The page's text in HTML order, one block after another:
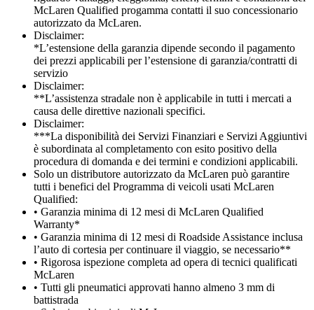
McLaren Qualified progamma contatti il suo concessionario
autorizzato da McLaren.
Disclaimer:
*L’estensione della garanzia dipende secondo il pagamento
dei prezzi applicabili per l’estensione di garanzia/contratti di
servizio
Disclaimer:
**L’assistenza stradale non è applicabile in tutti i mercati a
causa delle direttive nazionali specifici.
Disclaimer:
***La disponibilità dei Servizi Finanziari e Servizi Aggiuntivi
è subordinata al completamento con esito positivo della
procedura di domanda e dei termini e condizioni applicabili.
Solo un distributore autorizzato da McLaren può garantire
tutti i benefici del Programma di veicoli usati McLaren
Qualified:
• Garanzia minima di 12 mesi di McLaren Qualified
Warranty*
• Garanzia minima di 12 mesi di Roadside Assistance inclusa
l’auto di cortesia per continuare il viaggio, se necessario**
• Rigorosa ispezione completa ad opera di tecnici qualificati
McLaren
• Tutti gli pneumatici approvati hanno almeno 3 mm di
battistrada